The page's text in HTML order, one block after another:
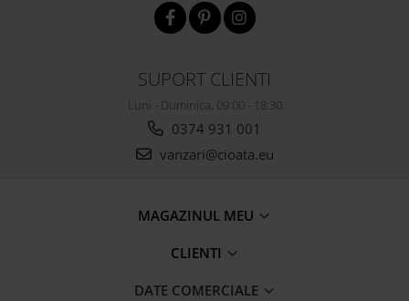
SUPORT CLIENTI
Luni - Duminica, 09:00 - 18:30
0374 931 001
vanzari@cioata.eu
MAGAZINUL MEU
CLIENTI
DATE COMERCIALE